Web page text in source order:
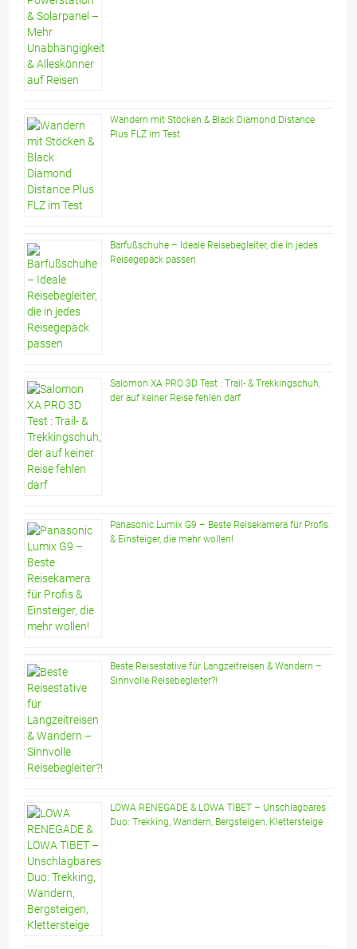
Wandern mit Stöcken & Black Diamond Distance
Plus FLZ im Test
Barfußschuhe – Ideale Reisebegleiter, die in jedes
Reisegepäck passen
Salomon XA PRO 3D Test : Trail- & Trekkingschuh,
der auf keiner Reise fehlen darf
Panasonic Lumix G9 – Beste Reisekamera für Profis
& Einsteiger, die mehr wollen!
Beste Reisestative für Langzeitreisen & Wandern –
Sinnvolle Reisebegleiter?!
LOWA RENEGADE & LOWA TIBET – Unschlagbares
Duo: Trekking, Wandern, Bergsteigen, Klettersteige